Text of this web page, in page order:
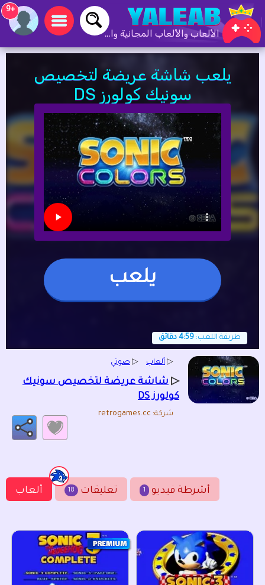
الألعاب والألعاب المجانية والألعاب عبر الإنترنت
+9
يلعب شاشة عريضة لتخصيص
سونيك كولورز DS
يلعب
طريقة اللعب: 4:59 دقائق
▷ ألعاب ▷ صوتي
▷ شاشة عريضة لتخصيص سونيك
كولورز DS
شركة: retrogames.cc
ألعاب 18 تعليقات 1 أشرطة فيديو